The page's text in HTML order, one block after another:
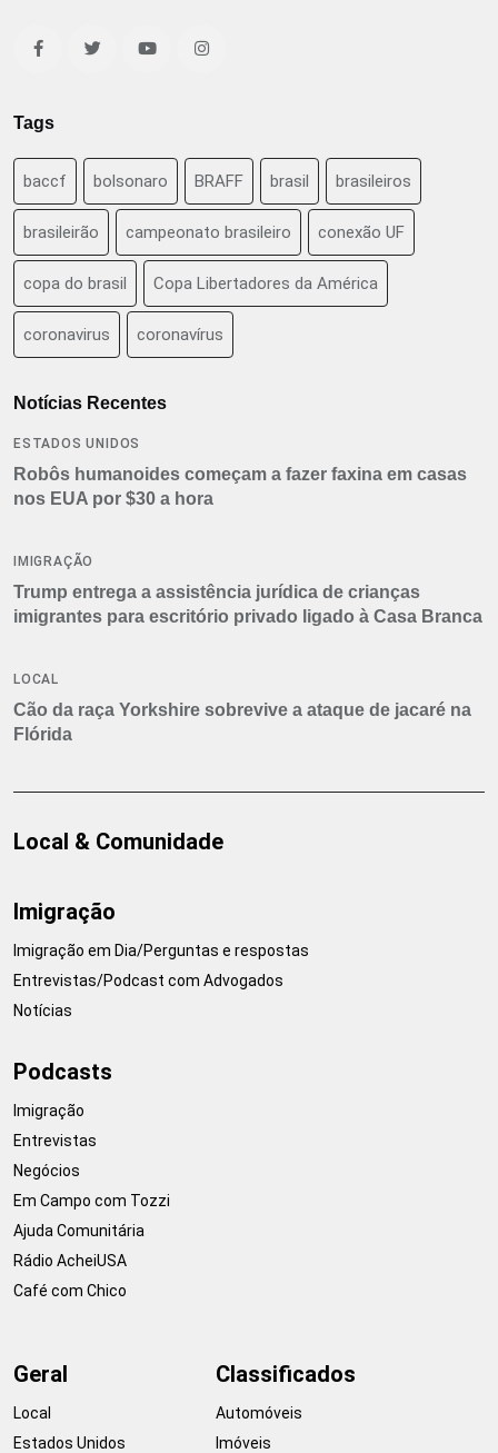
Tags
baccf bolsonaro BRAFF brasil brasileiros
brasileirão campeonato brasileiro conexão UF
copa do brasil Copa Libertadores da América
coronavirus coronavírus
Notícias Recentes
ESTADOS UNIDOS
Robôs humanoides começam a fazer faxina em casas
nos EUA por $30 a hora
IMIGRAÇÃO
Trump entrega a assistência jurídica de crianças
imigrantes para escritório privado ligado à Casa Branca
LOCAL
Cão da raça Yorkshire sobrevive a ataque de jacaré na
Flórida
Local & Comunidade
Imigração
Imigração em Dia/Perguntas e respostas
Entrevistas/Podcast com Advogados
Notícias
Podcasts
Imigração
Entrevistas
Negócios
Em Campo com Tozzi
Ajuda Comunitária
Rádio AcheiUSA
Café com Chico
Geral
Local
Estados Unidos
Classificados
Automóveis
Imóveis